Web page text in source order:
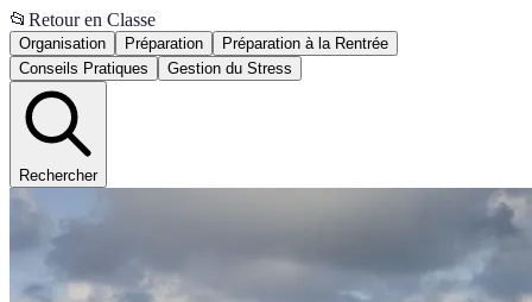
📂 Retour en Classe
Organisation Préparation
Préparation à la Rentrée
Conseils Pratiques
Gestion du Stress
Rechercher